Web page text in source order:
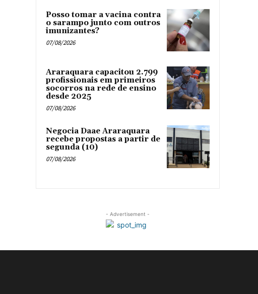
Posso tomar a vacina contra
o sarampo junto com outros
imunizantes?
07/08/2026
Araraquara capacitou 2.799
profissionais em primeiros
socorros na rede de ensino
desde 2025
07/08/2026
Negocia Daae Araraquara
recebe propostas a partir de
segunda (10)
07/08/2026
- Advertisement -